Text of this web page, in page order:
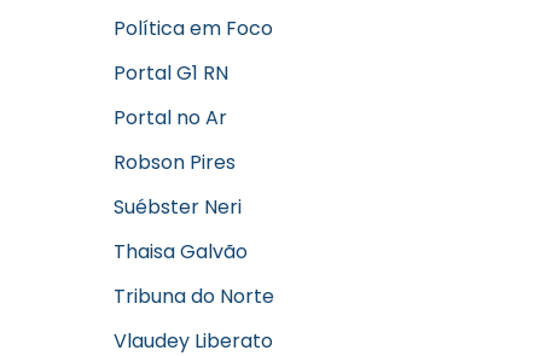
Política em Foco
Portal G1 RN
Portal no Ar
Robson Pires
Suébster Neri
Thaisa Galvão
Tribuna do Norte
Vlaudey Liberato